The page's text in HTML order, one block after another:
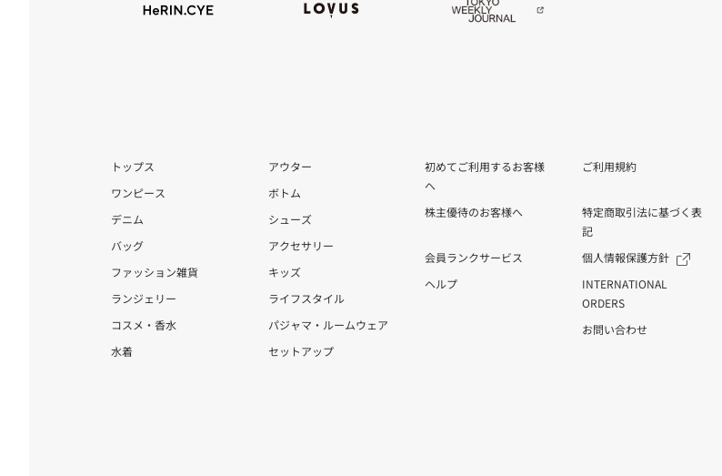
トップス
アウター
ワンピース
ボトム
デニム
シューズ
バッグ
アクセサリー
ファッション雑貨
キッズ
ランジェリー
ライフスタイル
コスメ・香水
パジャマ・ルームウェア
水着
セットアップ
初めてご利用するお客様
へ
ご利用規約
株主優待のお客様へ
特定商取引法に基づく表
記
会員ランクサービス
個人情報保護方針
ヘルプ
INTERNATIONAL
ORDERS
お問い合わせ